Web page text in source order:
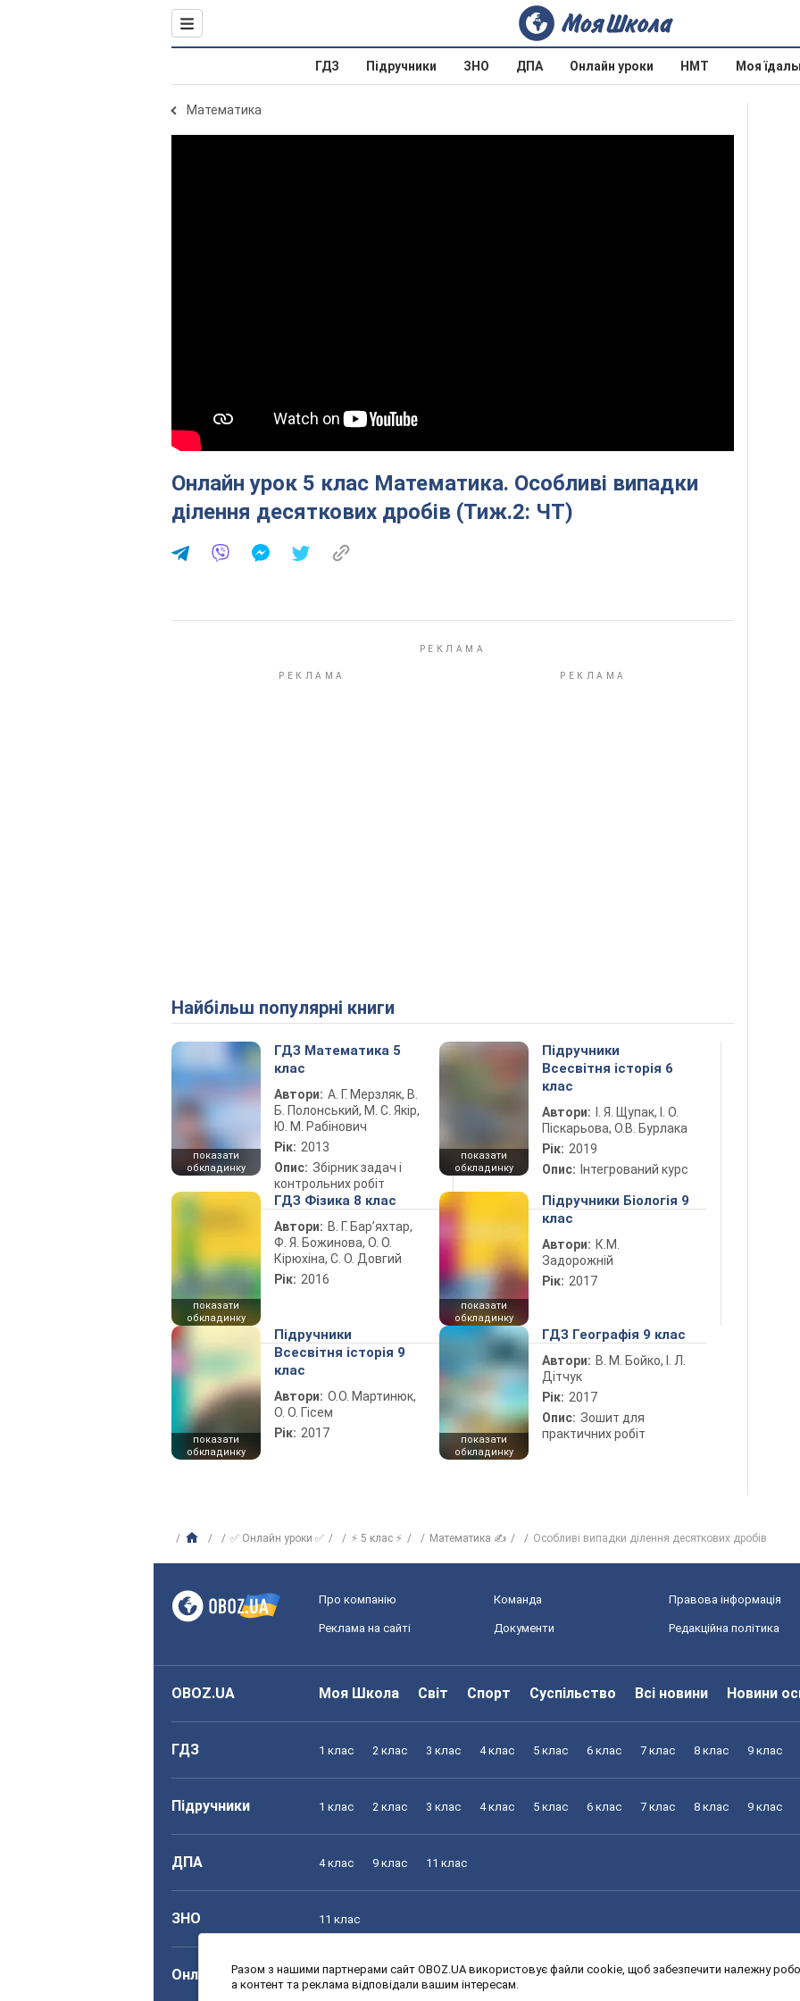
ГДЗ Підручники ЗНО ДПА Онлайн уроки НМТ Моя
Математика
Онлайн урок 5 клас Математика. Особливі випадки
ділення десяткових дробів (Тиж.2: ЧТ)
Найбільш популярні книги
показати
обкладинку
ГДЗ Математика 5
клас
Автори: А. Г. Мерзляк, В.
Б. Полонський, М. С. Якір,
Ю. М. Рабінович
Рік: 2013
Опис: Збірник задач і
контрольних робіт
показати
обкладинку
Підручники
Всесвітня історія 6
клас
Автори:
І. Я. Щупак, І. О.
Піскарьова, О.В. Бурлака
Рік: 2019
Опис: Інтегрований курс
показати
обкладинку
ГДЗ Фізика 8 клас
Автори: В. Г. Бар’яхтар,
Ф. Я. Божинова, О. О.
Кірюхіна, С. О. Довгий
Рік: 2016
показати
обкладинку
Підручники Біологія 9
клас
Автори: К.М.
Задорожній
Рік: 2017
показати
обкладинку
Підручники
Всесвітня історія 9
клас
Автори: О.О. Мартинюк,
О. О. Гісем
Рік: 2017
показати
обкладинку
ГДЗ Географія 9 клас
Автори: В. М. Бойко, І. Л.
Дітчук
Рік: 2017
Опис: Зошит для
практичних робіт
✅ Онлайн уроки ✅ ⚡ 5 клас ⚡ Математика ✍ Особливі випадки ділення десяткових дробів
Про компанію Команда Правова інформація
Реклама на сайті Документи Редакційна політика
OBOZ.UA Моя Школа Світ Спорт Суспільство Всі новини Новини
ГДЗ 1 клас 2 клас 3 клас 4 клас 5 клас 6 клас 7 клас 8 клас 9 клас
Підручники 1 клас 2 клас 3 клас 4 клас 5 клас 6 клас 7 клас 8 клас 9 клас
ДПА 4 клас 9 клас 11 клас
ЗНО 11 клас
Онлайн уроки 1 клас 2 клас 3 клас 4 клас 5 клас 6 клас 7 клас 8 клас 9 клас
Разом з нашими партнерами сайт OBOZ.UA використовує файли cookie, щоб забезпечити належну
а контент та реклама відповідали вашим інтересам.